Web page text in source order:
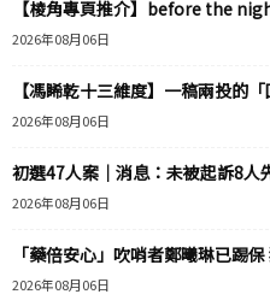
【棱角專頁推介】before the
2026年08月06日
【馮睎乾十三維度】一稿兩投的
2026年08月06日
初選47人案｜消息：未被起訴8人
2026年08月06日
「藥倍安心」吹哨者鄭曦琳已踢
2026年08月06日